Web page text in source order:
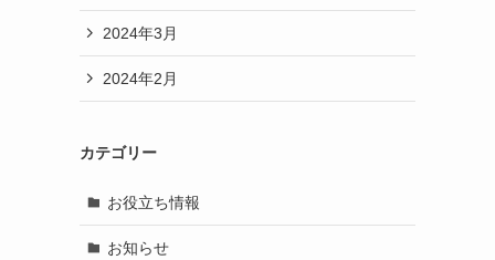
2024年3月
2024年2月
カテゴリー
お役立ち情報
お知らせ